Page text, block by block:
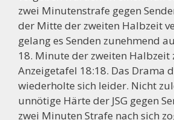
zwei Minutenstrafe gegen
der Mitte der zweiten Halbzeit
gelang es Senden zunehmend
18. Minute der zweiten Halbzeit
Anzeigetafel 18:18. Das Drama
wiederholte sich leider. Nicht
unnötige Härte der JSG gegen
zwei Minuten Strafe nach sich